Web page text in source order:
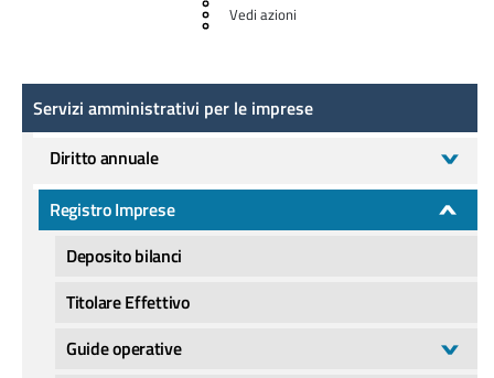
Vedi azioni
Servizi amministrativi per le imprese
Servizi amministrativi per le imprese
Diritto annuale
Registro Imprese
Deposito bilanci
Titolare Effettivo
Guide operative